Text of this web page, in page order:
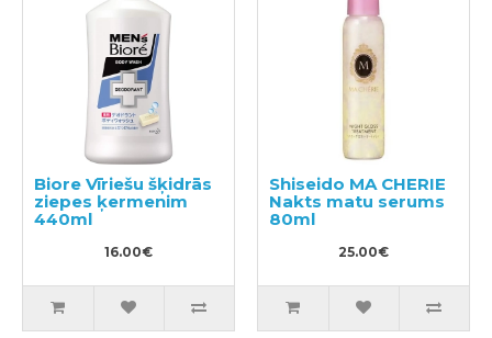
Biore Vīriešu šķidrās
ziepes ķermenim
440ml
16.00€
Shiseido MA CHERIE
Nakts matu serums
80ml
25.00€